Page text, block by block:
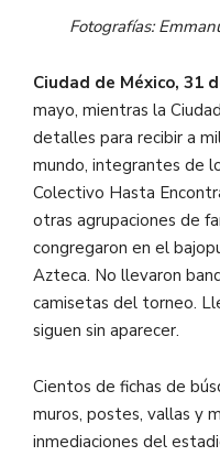
Fotografías:
Ciudad de México, 31
mayo, mientras la
detalles para recibir a
mundo, integrantes de
Colectivo Hasta
otras agrupaciones de
congregaron en el
Azteca. No llevaron
camisetas del torneo.
siguen sin aparecer.
Cientos de fichas de
muros, postes, vallas y
inmediaciones del